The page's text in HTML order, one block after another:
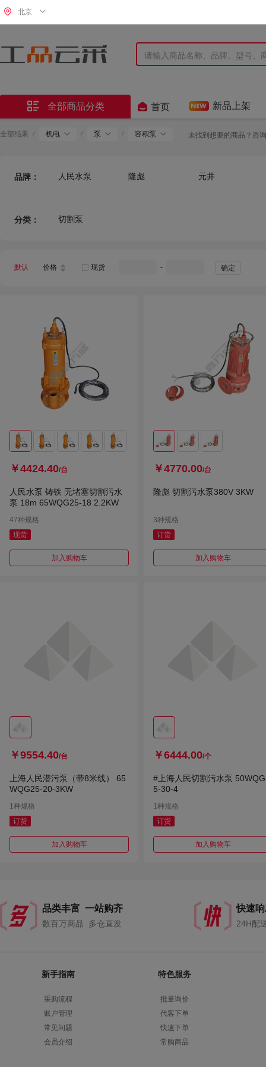
北京
 全部商品分类  首页 新品上架
全部结果 / 机电 / 泵 / 容积泵 未找到想要的商品？咨
品牌： 人民水泵 隆彪 元井
分类： 切割泵
默认 价格 现货 - 确定
￥4424.40/台
人民水泵 铸铁 无堵塞切割污水
泵 18m 65WQG25-18 2.2KW
47种规格
现货
加入购物车
￥4770.00/台
隆彪 切割污水泵380V 3KW
3种规格
订货
加入购物车
￥9554.40/台
上海人民潜污泵（带8米线） 65
WQG25-20-3KW
1种规格
订货
加入购物车
￥6444.00/个
#上海人民切割污水泵
5-30-4
1种规格
订货
加入购物车
品类丰富 一站购齐
数百万商品 多仓直发
快速
24H配
新手指南
采购流程
账户管理
常见问题
会员介绍
特色服务
批量询价
代客下单
快速下单
常购商品